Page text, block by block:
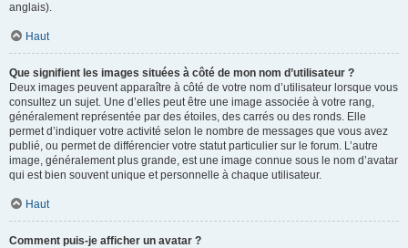
anglais).
Haut
Que signifient les images situées à côté de mon nom d’utilisateur ?
Deux images peuvent apparaître à côté de votre nom d’utilisateur lorsque vous
consultez un sujet. Une d’elles peut être une image associée à votre rang,
généralement représentée par des étoiles, des carrés ou des ronds. Elle
permet d’indiquer votre activité selon le nombre de messages que vous avez
publié, ou permet de différencier votre statut particulier sur le forum. L’autre
image, généralement plus grande, est une image connue sous le nom d’avatar
qui est bien souvent unique et personnelle à chaque utilisateur.
Haut
Comment puis-je afficher un avatar ?